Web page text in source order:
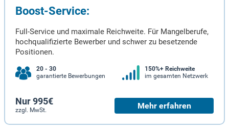
Boost-Service:
Full-Service und maximale Reichweite. Für Mangelberufe,
hochqualifizierte Bewerber und schwer zu besetzende
Positionen.
20 - 30
garantierte Bewerbungen
150%+ Reichweite
im gesamten Netzwerk
Nur 995€
zzgl. MwSt. Mehr erfahren